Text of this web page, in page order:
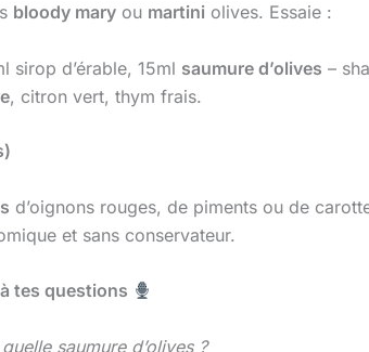
bloody mary ou martini olives. Essaie :
sirop d’érable, 15ml saumure d’olives –
, citron vert, thym frais.
d’oignons rouges, de piments ou de
et sans conservateur.
tes questions
saumure d’olives ?